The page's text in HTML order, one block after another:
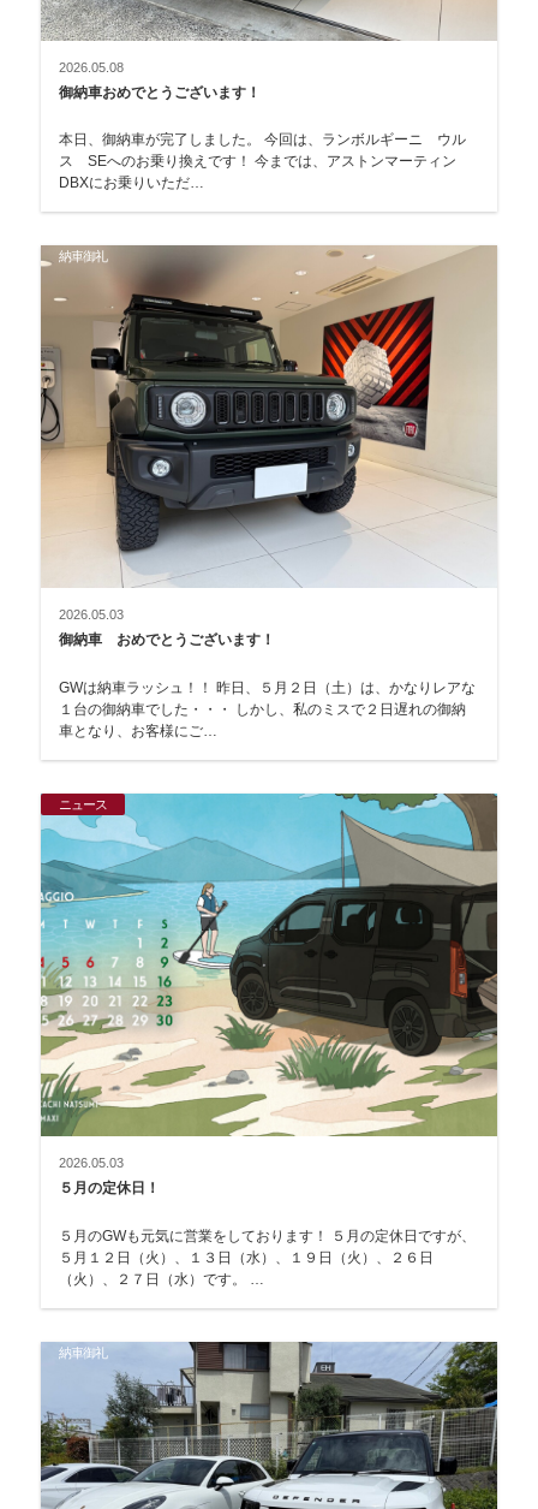
2026.05.08
御納車おめでとうございます！
本日、御納車が完了しました。 今回は、ランボルギーニ ウル
ス SEへのお乗り換えです！ 今までは、アストンマーティン
DBXにお乗りいただ…
納車御礼
2026.05.03
御納車 おめでとうございます！
GWは納車ラッシュ！！ 昨日、５月２日（土）は、かなりレアな
１台の御納車でした・・・ しかし、私のミスで２日遅れの御納
車となり、お客様にご…
ニュース
2026.05.03
５月の定休日！
５月のGWも元気に営業をしております！ ５月の定休日ですが、
５月１２日（火）、１３日（水）、１９日（火）、２６日
納車御礼